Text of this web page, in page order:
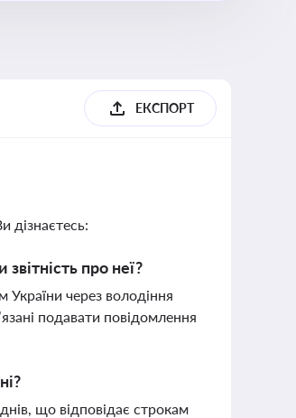
ЕКСПОРТ
дізнаєтесь:
про неї?
через володіння
подавати повідомлення
що відповідає строкам